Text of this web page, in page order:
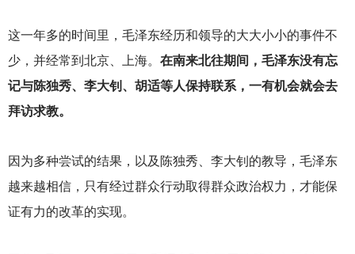
这一年多的时间里，毛泽东经历和领导的大大小小的事件不
少，并经常到北京、上海。 在南来北往期间，毛泽东没有忘
记与陈独秀、李大钊、胡适等人保持联系，一有机会就会去
拜访求教。
因为多种尝试的结果，以及陈独秀、李大钊的教导，毛泽东
越来越相信，只有经过群众行动取得群众政治权力，才能保
证有力的改革的实现。